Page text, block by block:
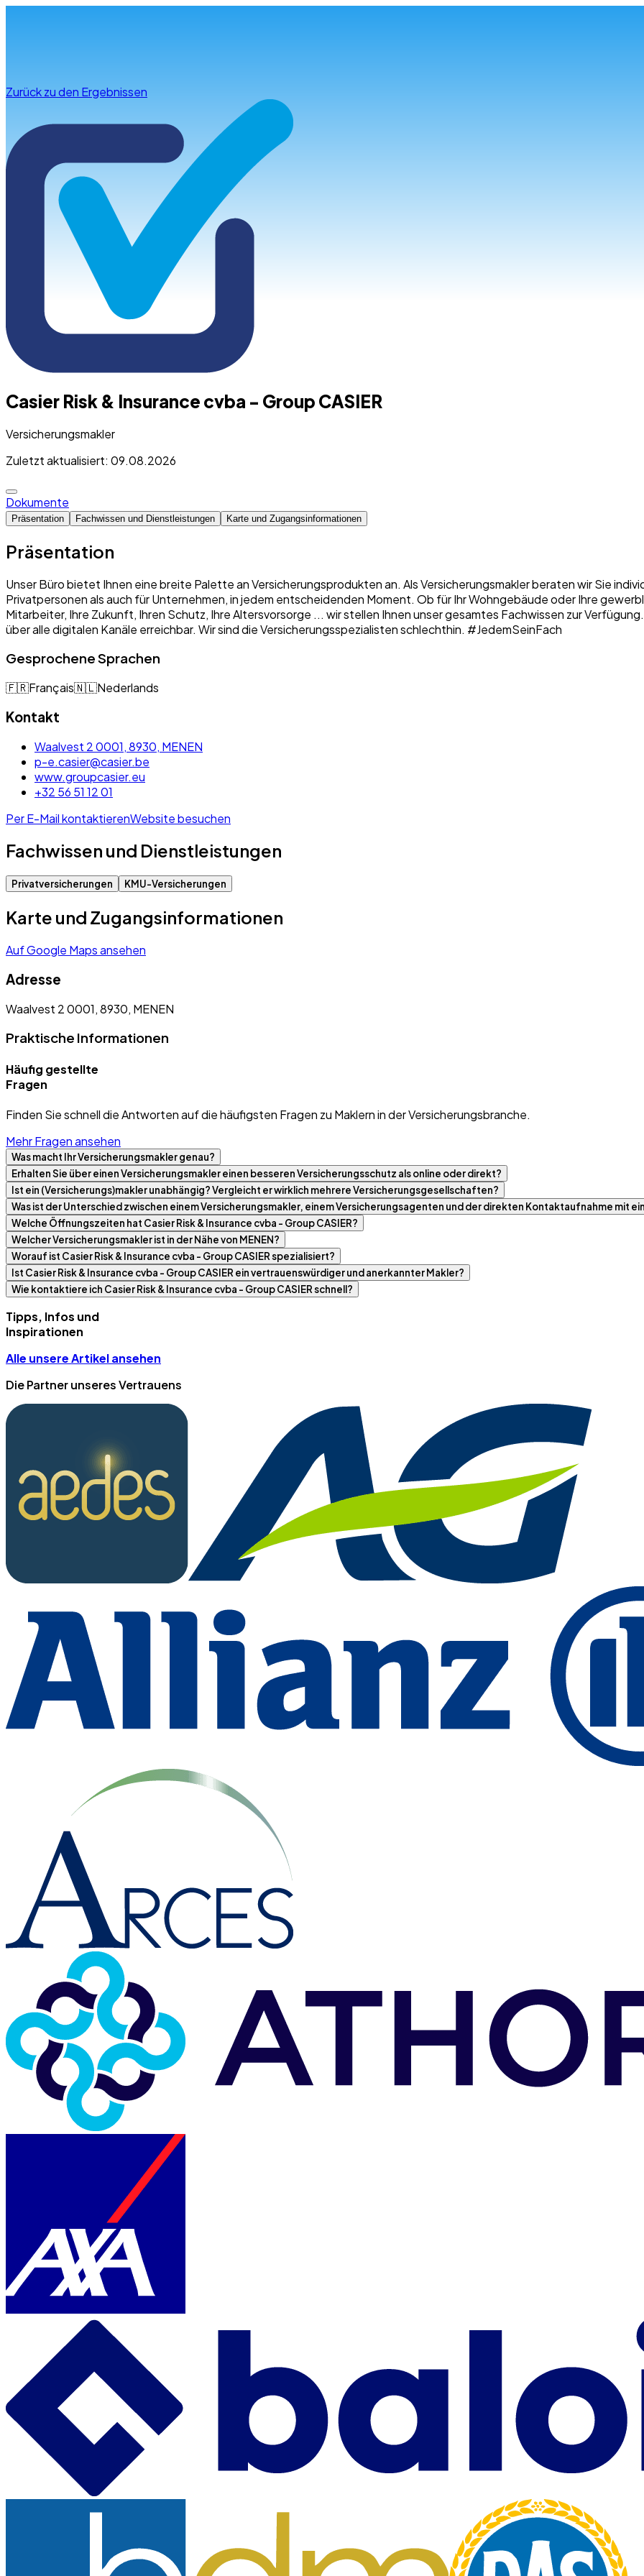
Zurück zu den Ergebnissen
Casier Risk & Insurance cvba - Group CASIER
Versicherungsmakler
Zuletzt aktualisiert: 09.08.2026
Dokumente
Präsentation Fachwissen und Dienstleistungen Karte und Zugangsinformationen
Präsentation
Unser Büro bietet Ihnen eine breite Palette an Versicherungsprodukten an. Als Versicherungsmakler beraten wir Sie
Privatpersonen als auch für Unternehmen, in jedem entscheidenden Moment. Ob für Ihr Wohngebäude oder Ihre
Mitarbeiter, Ihre Zukunft, Ihren Schutz, Ihre Altersvorsorge ... wir stellen Ihnen unser gesamtes Fachwissen zur
über alle digitalen Kanäle erreichbar. Wir sind die Versicherungsspezialisten schlechthin. #JedemSeinFach
Gesprochene Sprachen
🇫🇷Français🇳🇱Nederlands
Kontakt
Waalvest 2 0001, 8930, MENEN
p-e.casier@casier.be
www.groupcasier.eu
+32 56 51 12 01
Per E-Mail kontaktierenWebsite besuchen
Fachwissen und Dienstleistungen
Privatversicherungen KMU-Versicherungen
Karte und Zugangsinformationen
Auf Google Maps ansehen
Adresse
Waalvest 2 0001, 8930, MENEN
Praktische Informationen
Häufig gestellte
Fragen
Finden Sie schnell die Antworten auf die häufigsten Fragen zu Maklern in der Versicherungsbranche.
Mehr Fragen ansehen
Was macht Ihr Versicherungsmakler genau?
Erhalten Sie über einen Versicherungsmakler einen besseren Versicherungsschutz als online oder direkt?
Ist ein (Versicherungs)makler unabhängig? Vergleicht er wirklich mehrere Versicherungsgesellschaften?
Was ist der Unterschied zwischen einem Versicherungsmakler, einem Versicherungsagenten und der direkten Kontaktaufnahme mit
Welche Öffnungszeiten hat Casier Risk & Insurance cvba - Group CASIER?
Welcher Versicherungsmakler ist in der Nähe von MENEN?
Worauf ist Casier Risk & Insurance cvba - Group CASIER spezialisiert?
Ist Casier Risk & Insurance cvba - Group CASIER ein vertrauenswürdiger und anerkannter Makler?
Wie kontaktiere ich Casier Risk & Insurance cvba - Group CASIER schnell?
Tipps, Infos und
Inspirationen
Alle unsere Artikel ansehen
Die Partner unseres Vertrauens